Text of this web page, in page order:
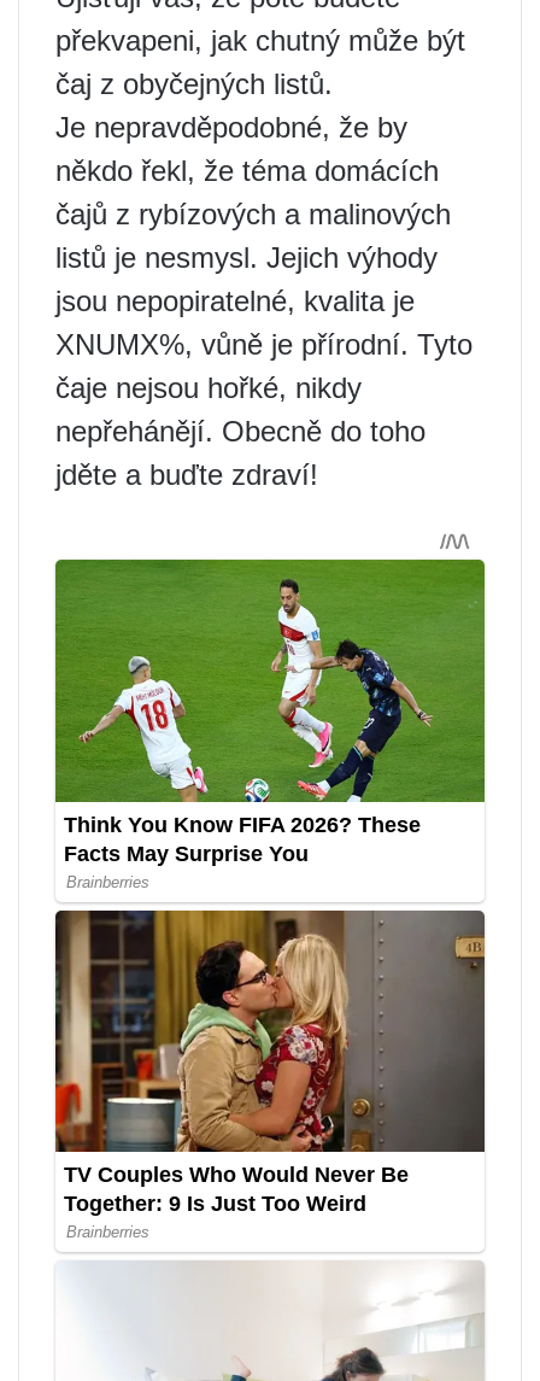
překvapeni, jak chutný může být
čaj z obyčejných listů.
Je nepravděpodobné, že by
někdo řekl, že téma domácích
čajů z rybízových a malinových
listů je nesmysl. Jejich výhody
jsou nepopiratelné, kvalita je
XNUMX%, vůně je přírodní. Tyto
čaje nejsou hořké, nikdy
nepřehánějí. Obecně do toho
jděte a buďte zdraví!